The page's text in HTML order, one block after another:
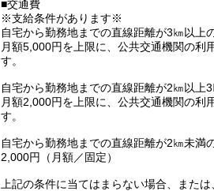
■交通費
※支給条件があります※
自宅から勤務地までの直線距離が3㎞以上
月額5,000円を上限に、公共交通機関の利
す。
自宅から勤務地までの直線距離が2㎞以上3
月額2,000円を上限に、公共交通機関の利
す。
自宅から勤務地までの直線距離が2㎞未満
2,000円（月額／固定）
上記の条件に当てはまらない場合、または